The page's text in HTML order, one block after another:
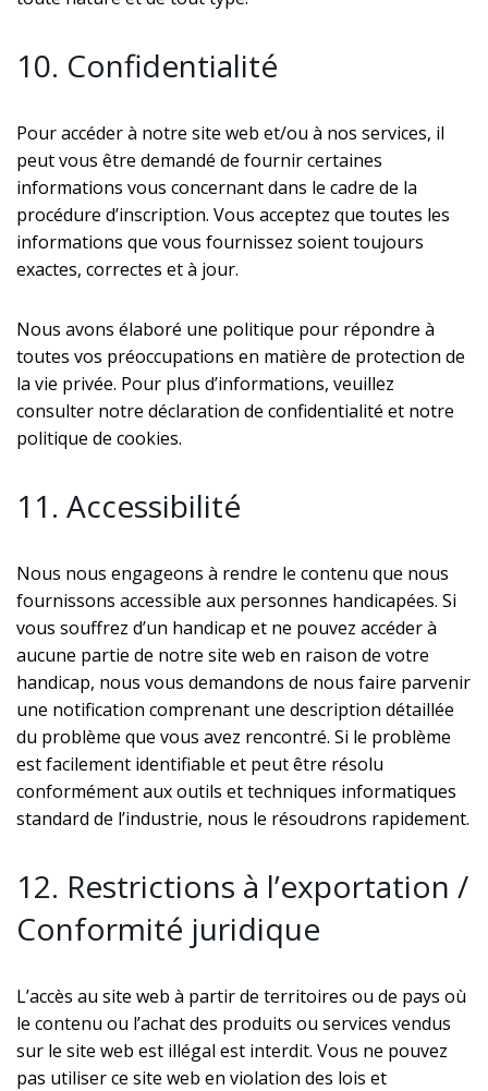
10. Confidentialité
Pour accéder à notre site web et/ou à nos services, il
peut vous être demandé de fournir certaines
informations vous concernant dans le cadre de la
procédure d’inscription. Vous acceptez que toutes les
informations que vous fournissez soient toujours
exactes, correctes et à jour.
Nous avons élaboré une politique pour répondre à
toutes vos préoccupations en matière de protection de
la vie privée. Pour plus d’informations, veuillez
consulter notre déclaration de confidentialité et notre
politique de cookies.
11. Accessibilité
Nous nous engageons à rendre le contenu que nous
fournissons accessible aux personnes handicapées. Si
vous souffrez d’un handicap et ne pouvez accéder à
aucune partie de notre site web en raison de votre
handicap, nous vous demandons de nous faire parvenir
une notification comprenant une description détaillée
du problème que vous avez rencontré. Si le problème
est facilement identifiable et peut être résolu
conformément aux outils et techniques informatiques
standard de l’industrie, nous le résoudrons rapidement.
12. Restrictions à l’exportation /
Conformité juridique
L’accès au site web à partir de territoires ou de pays où
le contenu ou l’achat des produits ou services vendus
sur le site web est illégal est interdit. Vous ne pouvez
pas utiliser ce site web en violation des lois et